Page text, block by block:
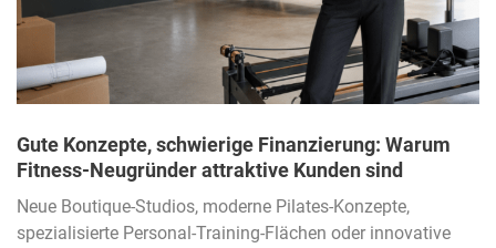
Gute Konzepte, schwierige Finanzierung: Warum
Fitness-Neugründer attraktive Kunden sind
Neue Boutique-Studios, moderne Pilates-Konzepte,
spezialisierte Personal-Training-Flächen oder innovative